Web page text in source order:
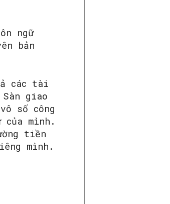
ngữ
bản
các tài
giao
số công
của mình.
tiền
mình.